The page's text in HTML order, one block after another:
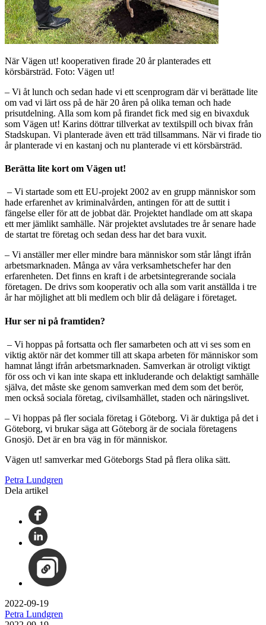
När Vägen ut! kooperativen firade 20 år planterades ett
körsbärsträd. Foto: Vägen ut!
– Vi åt lunch och sedan hade vi ett scenprogram där vi berättade lite
om vad vi lärt oss på de här 20 åren på olika teman och hade
prisutdelning. Alla som kom på firandet fick med sig en bivaxduk
som Vägen ut! Karins döttrar tillverkat av textilspill och bivax från
Stadskupan. Vi planterade även ett träd tillsammans. När vi firade tio
år planterade vi en kastanj och nu planterade vi ett körsbärsträd.
Berätta lite kort om Vägen ut!
– Vi startade som ett EU-projekt 2002 av en grupp människor som
hade erfarenhet av kriminalvården, antingen för att de suttit i
fängelse eller för att de jobbat där. Projektet handlade om att skapa
ett mer jämlikt samhälle. När projektet avslutades tre år senare hade
de startat tre företag och sedan dess har det bara vuxit.
– Vi anställer mer eller mindre bara människor som står långt ifrån
arbetsmarknaden. Många av våra verksamhetschefer har den
erfarenheten. Det finns en kraft i de arbetsintegrerande sociala
företagen. De drivs som kooperativ och alla som varit anställda i tre
år har möjlighet att bli medlem och blir då delägare i företaget.
Hur ser ni på framtiden?
– Vi hoppas på fortsatta och fler samarbeten och att vi ses som en
viktig aktör när det kommer till att skapa arbeten för människor som
hamnat långt ifrån arbetsmarknaden. Samverkan är otroligt viktigt
för oss och vi kan inte skapa ett inkluderande och delaktigt samhälle
själva, det måste ske genom samverkan med dem som det berör,
men också sociala företag, civilsamhället, staden och näringslivet.
– Vi hoppas på fler sociala företag i Göteborg. Vi är duktiga på det i
Göteborg, vi brukar säga att Göteborg är de sociala företagens
Gnosjö. Det är en bra väg in för människor.
Vägen ut! samverkar med Göteborgs Stad på flera olika sätt.
Petra Lundgren
Dela artikel
2022-09-19
Petra Lundgren